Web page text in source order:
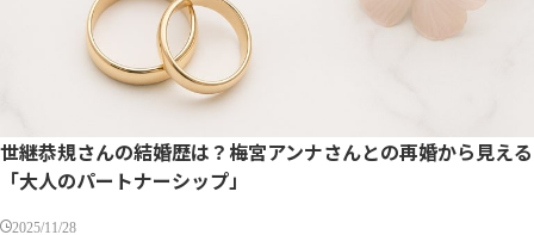
世継恭規さんの結婚歴は？梅宮アンナさんとの再婚から見える
「大人のパートナーシップ」
2025/11/28